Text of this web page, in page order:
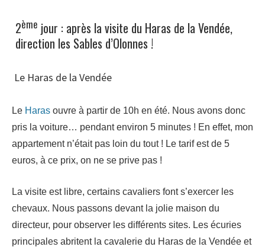
2ème jour : après la visite du Haras de la Vendée,
direction les Sables d’Olonnes !
Le Haras de la Vendée
Le Haras ouvre à partir de 10h en été. Nous avons donc
pris la voiture… pendant environ 5 minutes ! En effet, mon
appartement n’était pas loin du tout ! Le tarif est de 5
euros, à ce prix, on ne se prive pas !
La visite est libre, certains cavaliers font s’exercer les
chevaux. Nous passons devant la jolie maison du
directeur, pour observer les différents sites. Les écuries
principales abritent la cavalerie du Haras de la Vendée et